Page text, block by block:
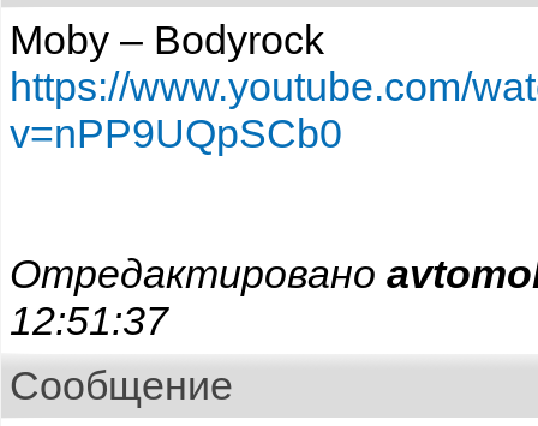
Moby – Bodyrock
https://www.youtube.com/
v=nPP9UQpSCb0
Отредактировано
12:51:37
Сообщение